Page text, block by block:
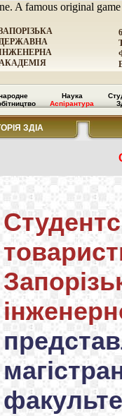
A famous original
Наука
Аспірантура
ЗДІА